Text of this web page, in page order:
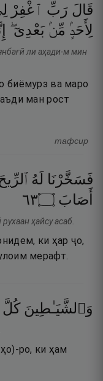
قَالَ رَبِّ ٱغْفِرْ
لِأَحَدٍۢ مِّنۢ بَعْدِىٓ ۖ
ли аҳади-м мин
биёмурз ва маро
ман рост
тафсир
فَسَخَّرْنَا لَهُ
أَصَابَ ۝٣٦
ҳайсу асаб.
ки ҳар ҷо,
мерафт.
وَٱلشَّيَـٰطِينَ كُلَّ
ро, ки ҳам